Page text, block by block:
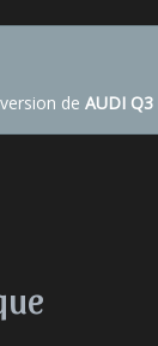
de AUDI Q3